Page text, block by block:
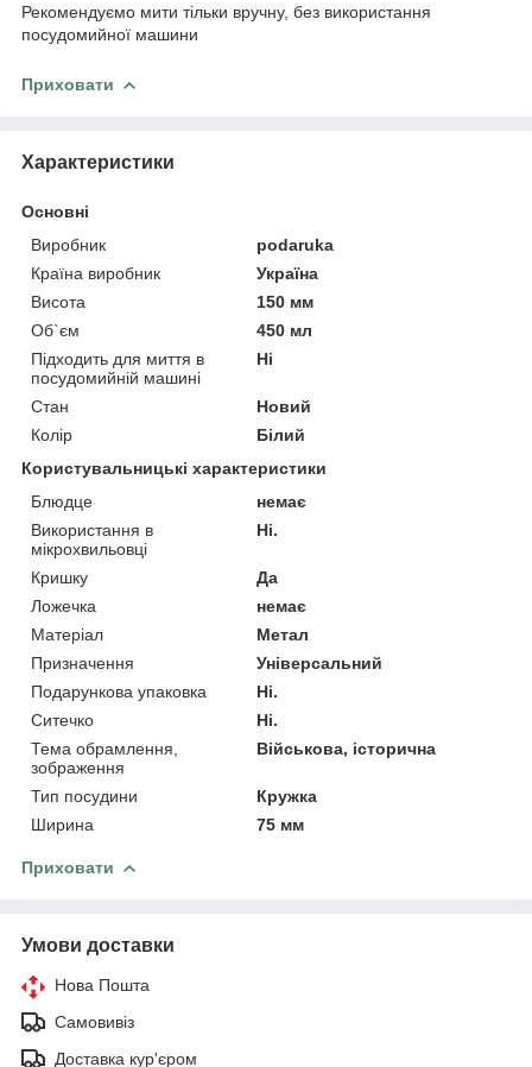
Рекомендуємо мити тільки вручну, без використання
посудомийної машини
Приховати
Характеристики
Основні
Виробник
podaruka
Країна виробник
Україна
Висота
150 мм
Об`єм
450 мл
Підходить для миття в
посудомийній машині
Ні
Стан
Новий
Колір
Білий
Користувальницькі характеристики
Блюдце
немає
Використання в
мікрохвильовці
Ні.
Кришку
Да
Ложечка
немає
Матеріал
Метал
Призначення
Універсальний
Подарункова упаковка
Ні.
Ситечко
Ні.
Тема обрамлення,
зображення
Військова, історична
Тип посудини
Кружка
Ширина
75 мм
Приховати
Умови доставки
Нова Пошта
Самовивіз
Доставка кур'єром